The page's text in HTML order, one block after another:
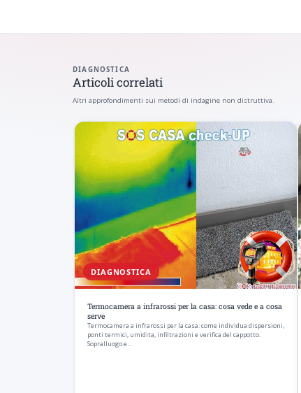
DIAGNOSTICA
Articoli correlati
Altri approfondimenti sui metodi di indagine non distruttiva.
DIAGNOSTICA
Termocamera a infrarossi per la casa: cosa vede e a cosa
serve
Termocamera a infrarossi per la casa: come individua dispersioni,
ponti termici, umidita, infiltrazioni e verifica del cappotto.
Sopralluogo e…